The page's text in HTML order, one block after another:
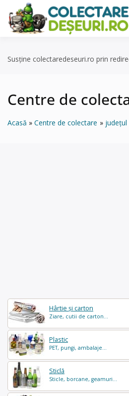
content
Susține colectaredeseuri.ro prin
Centre de
Acasă Centre de colectare
Hârtie și carton
Ziare, cutii de carton...
Plastic
PET, pungi, ambalaje...
Sticlă
Sticle, borcane, geamuri...